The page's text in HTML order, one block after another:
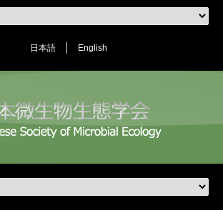
日本語 English